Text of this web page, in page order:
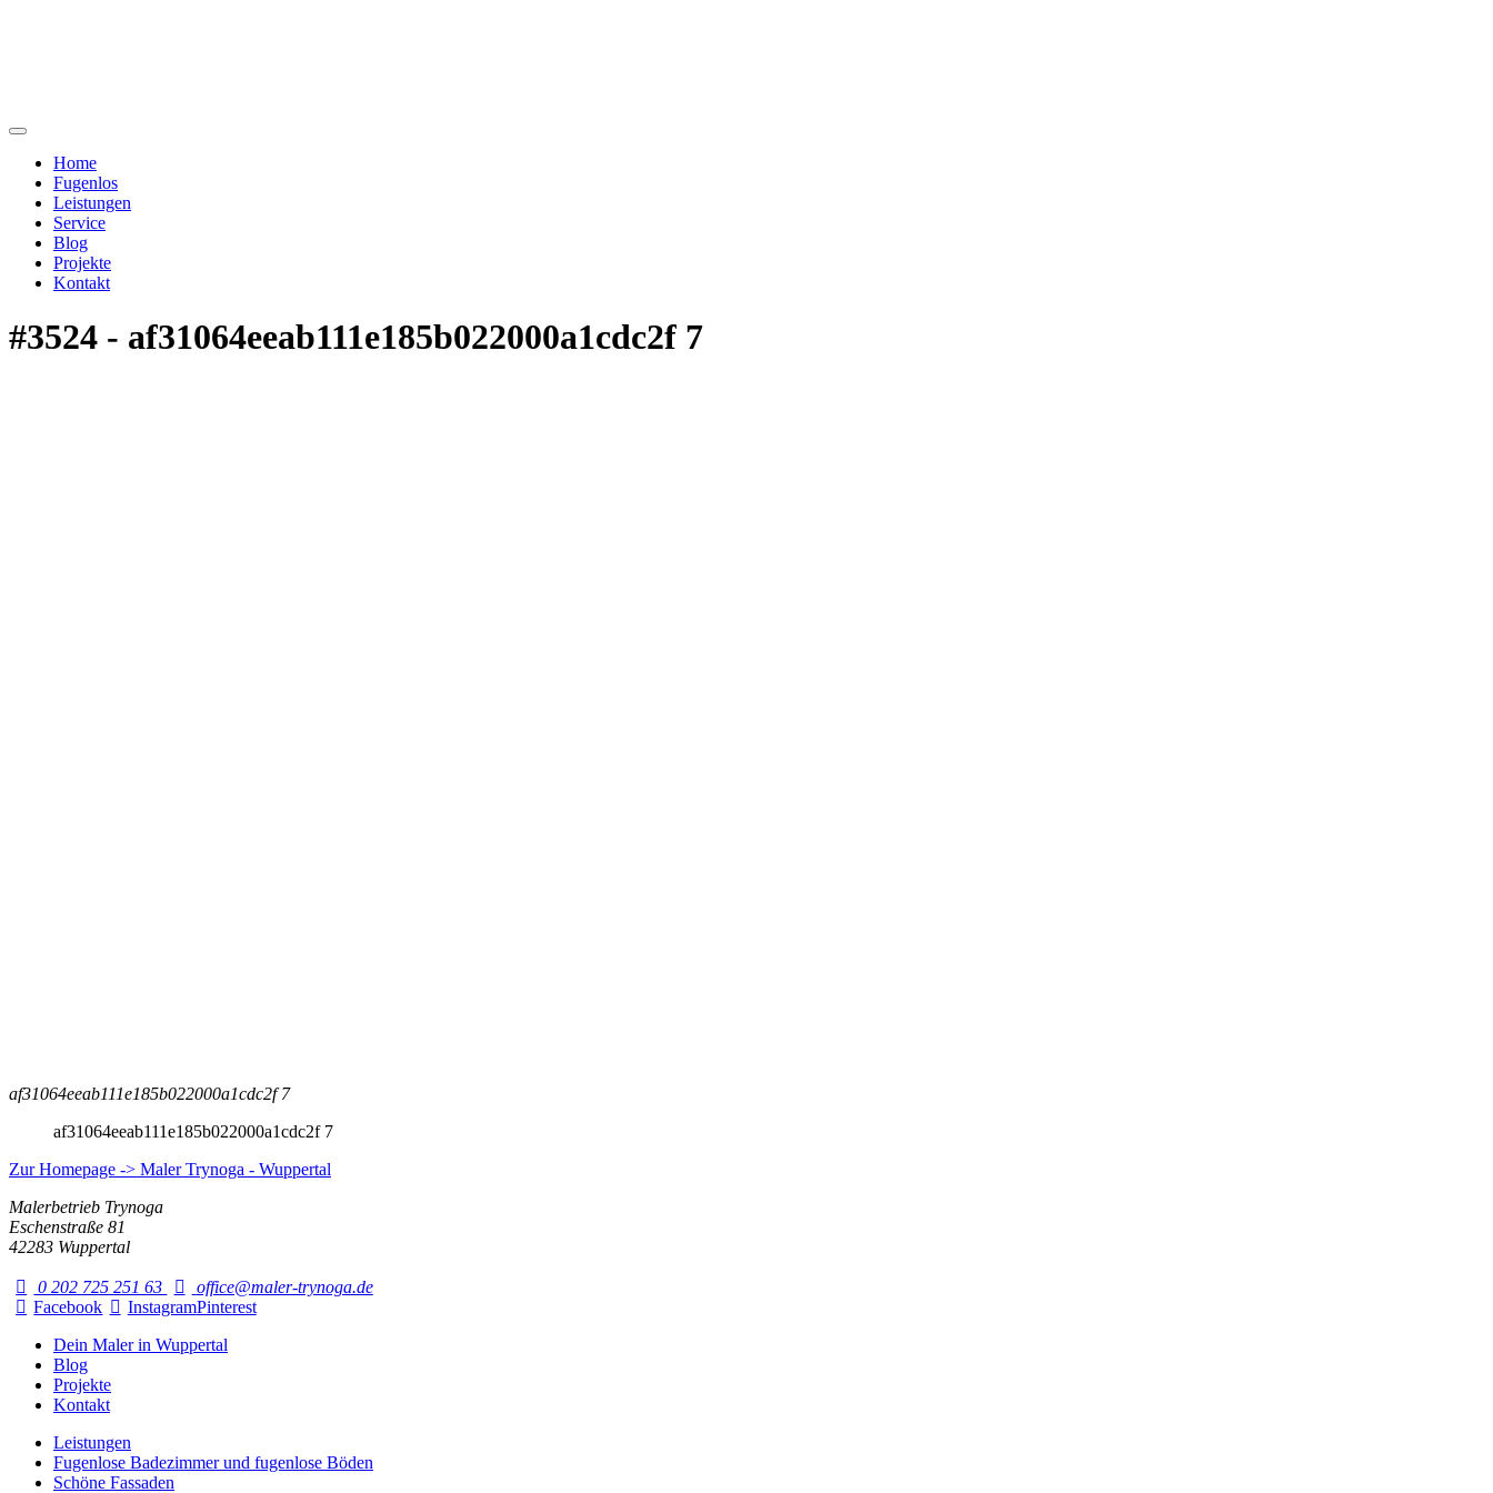
Home
Fugenlos
Leistungen
Service
Blog
Projekte
Kontakt
#3524 - af31064eeab111e185b022000a1cdc2f 7
af31064eeab111e185b022000a1cdc2f 7
af31064eeab111e185b022000a1cdc2f 7
Zur Homepage -> Maler Trynoga - Wuppertal
Malerbetrieb Trynoga
Eschenstraße 81
42283 Wuppertal
0 202 725 251 63
office@maler-trynoga.de
Facebook
InstagramPinterest
Dein Maler in Wuppertal
Blog
Projekte
Kontakt
Leistungen
Fugenlose Badezimmer und fugenlose Böden
Schöne Fassaden